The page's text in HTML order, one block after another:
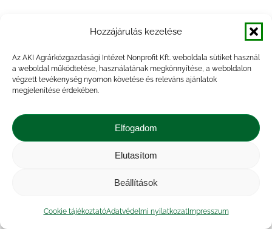
Hozzájárulás kezelése
Az AKI Agrárközgazdasági Intézet Nonprofit Kft. weboldala sütiket használ
a weboldal működtetése, használatának megkönnyítése, a weboldalon
végzett tevékenység nyomon követése és releváns ajánlatok
megjelenítése érdekében.
Elfogadom
Elutasítom
Beállítások
Cookie tájékoztatóAdatvédelmi nyilatkozatImpresszum